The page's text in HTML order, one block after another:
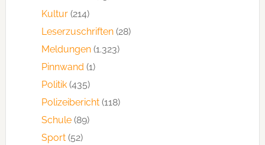
Kultur(214)
Leserzuschriften(28)
Meldungen(1.323)
Pinnwand (1)
Politik(435)
Polizeibericht(118)
Schule(89)
Sport(52)